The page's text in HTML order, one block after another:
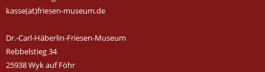
kasse(at)friesen-museum.de
Dr.-Carl-Häberlin-Friesen-Museum
Rebbelstieg 34
25938 Wyk auf Föhr